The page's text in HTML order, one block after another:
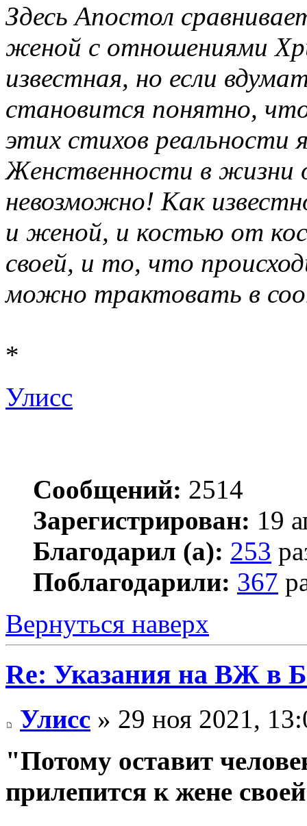
Здесь Апостол
женой с отношениями
известная, но если
становится понятно,
этих стихов реальности
Женственности в жизни
невозможно! Как
и женой, и костью от
своей, и то, что
можно трактовать в
*
Улисс
Сообщений: 2514
Зарегистрирован: 19
Благодарил (а): 253
Поблагодарили: 367
Вернуться наверх
Re: Указания на ВЖ в
Улисс » 29 ноя 2021,
"Потому оставит
прилепится к жене